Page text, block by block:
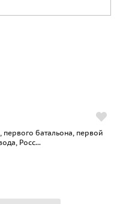
батальона, первой
Росс...